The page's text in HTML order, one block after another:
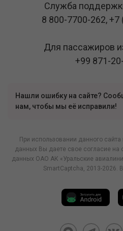
Служба
8 800-7700-262,+7
Для пассажиров
+99 871-
Нашли ошибку на сайте?
нам, чтобы мы её исправили!
При использовании данного
данных Вы даете свое согласие на
данных ОАО АК «Уральские
SmartCaptcha, 2013-2026.